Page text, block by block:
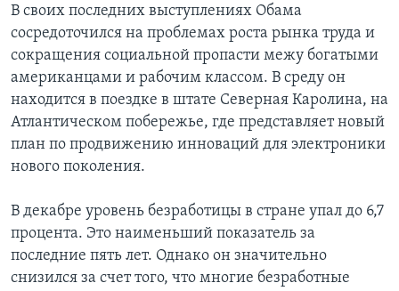
В своих последних выступлениях Обама
сосредоточился на проблемах роста рынка труда и
сокращения социальной пропасти межу богатыми
американцами и рабочим классом. В среду он
находится в поездке в штате Северная Каролина, на
Атлантическом побережье, где представляет новый
план по продвижению инноваций для электроники
нового поколения.
В декабре уровень безработицы в стране упал до 6,7
процента. Это наименьший показатель за
последние пять лет. Однако он значительно
снизился за счет того, что многие безработные